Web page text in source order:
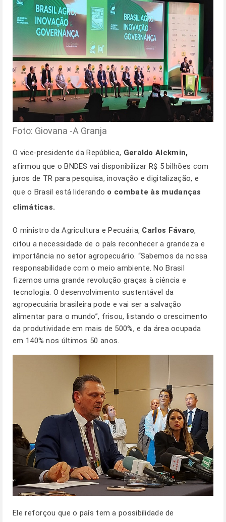
Foto: Giovana -A Granja
O vice-presidente da República, Geraldo Alckmin,
afirmou que o BNDES vai disponibilizar R$ 5 bilhões com
juros de TR para pesquisa, inovação e digitalização, e
que o Brasil está liderando o combate às mudanças
climáticas.
O ministro da Agricultura e Pecuária, Carlos Fávaro,
citou a necessidade de o país reconhecer a grandeza e
importância no setor agropecuário. “Sabemos da nossa
responsabilidade com o meio ambiente. No Brasil
fizemos uma grande revolução graças à ciência e
tecnologia. O desenvolvimento sustentável da
agropecuária brasileira pode e vai ser a salvação
alimentar para o mundo”, frisou, listando o crescimento
da produtividade em mais de 500%, e da área ocupada
em 140% nos últimos 50 anos.
Ele reforçou que o país tem a possibilidade de